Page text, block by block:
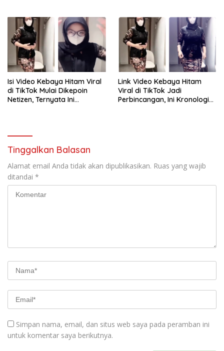
Isi Video Kebaya Hitam Viral
di TikTok Mulai Dikepoin
Netizen, Ternyata Ini
Link Video Kebaya Hitam
Viral di TikTok Jadi
Perbincangan, Ini Kronologi
Tinggalkan Balasan
Alamat email Anda tidak akan dipublikasikan. Ruas yang wajib
ditandai *
Simpan nama, email, dan situs web saya pada peramban ini
untuk komentar saya berikutnya.